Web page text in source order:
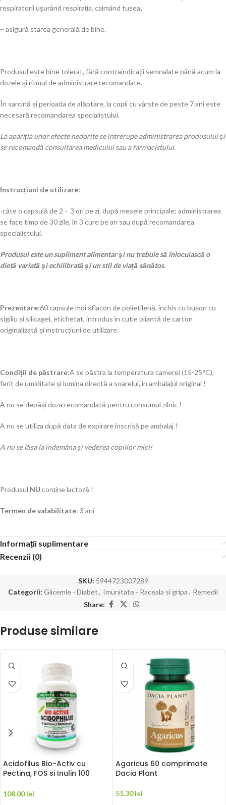
respiratorii ușurând respirația, calmând tusea;
– asigură starea generală de bine.
Produsul este bine tolerat, fără contraindicații semnalate până acum la
dozele şi ritmul de administrare recomandate.
În sarcină și perioada de alăptare, la copii cu vârste de peste 7 ani este
necesară recomandarea specialistului.
La apariția unor efecte nedorite se întrerupe administrarea produsului şi
se recomandă consultarea medicului sau a farmacistului.
Instrucțiuni de utilizare:
-câte o capsulă de 2 – 3 ori pe zi, după mesele principale; administrarea
se face timp de 30 zile, în 3 cure pe an sau după recomandarea
specialistului.
Produsul este un supliment alimentar și nu trebuie să înlocuiască o
dietă variată şi echilibrată și un stil de viață sănătos.
Prezentare:60 capsule moi xflacon de polietilenă, închis cu bușon cu
sigiliu și silicagel, etichetat, introdus în cutie pliantă de carton
originalizată și instrucțiuni de utilizare.
Condiții de păstrare:A se păstra la temperatura camerei (15-25°C),
ferit de umiditate și lumina directă a soarelui, în ambalajul original !
A nu se depăși doza recomandată pentru consumul zilnic !
A nu se utiliza după data de expirare înscrisă pe ambalaj !
A nu se lăsa la îndemâna și vederea copiilor mici!
Produsul NU conține lactoză !
Termen de valabilitate: 3 ani
Informații suplimentare
Recenzii (0)
SKU: 5944723007289
Categorii: Glicemie - Diabet, Imunitate - Raceala si gripa, Remedii
Share:
Produse similare
Acidofilus Bio-Activ cu
Pectina, FOS si Inulin 100
108.00lei
Agaricus 60 comprimate
Dacia Plant
51.30lei